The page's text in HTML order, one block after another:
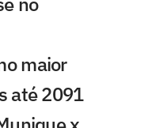
maior
até 2091